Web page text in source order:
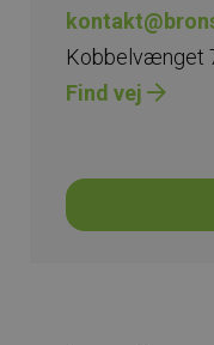
Kobbelvænget
Find vej